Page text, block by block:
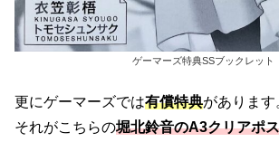
ゲーマーズ特典SSブックレット
更にゲーマーズでは有償特典があります
それがこちらの堀北鈴音のA3クリアポ